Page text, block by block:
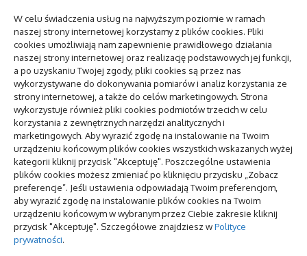
W celu świadczenia usług na najwyższym poziomie w ramach
naszej strony internetowej korzystamy z plików cookies. Pliki
cookies umożliwiają nam zapewnienie prawidłowego działania
naszej strony internetowej oraz realizację podstawowych jej funkcji,
a po uzyskaniu Twojej zgody, pliki cookies są przez nas
wykorzystywane do dokonywania pomiarów i analiz korzystania ze
strony internetowej, a także do celów marketingowych. Strona
wykorzystuje również pliki cookies podmiotów trzecich w celu
korzystania z zewnętrznych narzędzi analitycznych i
marketingowych. Aby wyrazić zgodę na instalowanie na Twoim
urządzeniu końcowym plików cookies wszystkich wskazanych wyżej
kategorii kliknij przycisk "Akceptuję". Poszczególne ustawienia
plików cookies możesz zmieniać po kliknięciu przycisku „Zobacz
preferencje”. Jeśli ustawienia odpowiadają Twoim preferencjom,
aby wyrazić zgodę na instalowanie plików cookies na Twoim
urządzeniu końcowym w wybranym przez Ciebie zakresie kliknij
przycisk "Akceptuję". Szczegółowe znajdziesz wPolityce
prywatności.
Centrum
zdrowia
psychicznego:
jak znaleźć i
kiedy
pozycjonowanie lokalne
folderów z
każdego
Co to stanowi
włoski ser
mozarella
winieneś go
To się teraz czyta
AI w media relations: zastosowania i
ograniczenia